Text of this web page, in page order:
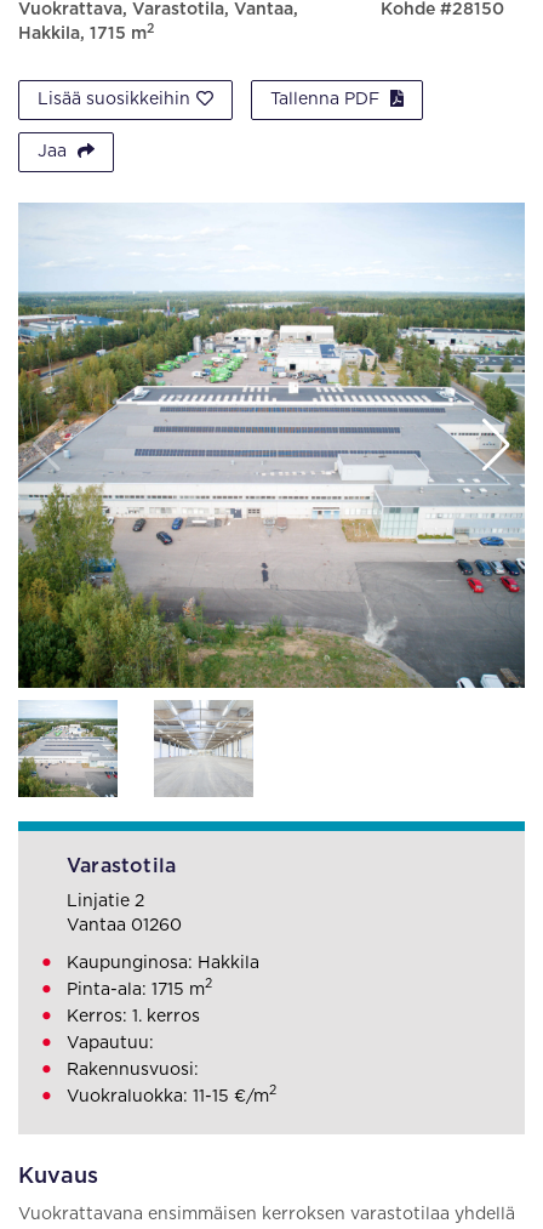
Vuokrattava, Varastotila, Vantaa,
Hakkila, 1715 m2
Kohde #28150
Lisää suosikkeihin Tallenna PDF
Jaa
Kuvaus
Vuokrattavana ensimmäisen kerroksen varastotilaa yhdellä
Varastotila
Linjatie 2
Vantaa 01260
Kaupunginosa: Hakkila
Pinta-ala: 1715 m2
Kerros: 1. kerros
Vapautuu:
Rakennusvuosi:
Vuokraluokka: 11-15 €/m2